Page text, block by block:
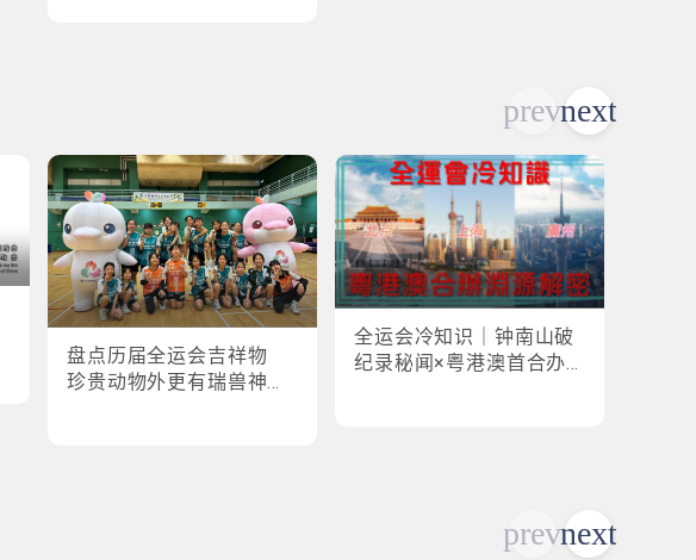
盘点历届全运会吉祥物
珍贵动物外更有瑞兽神话
全运会冷知识｜钟南山破
纪录秘闻×粤港澳首合办